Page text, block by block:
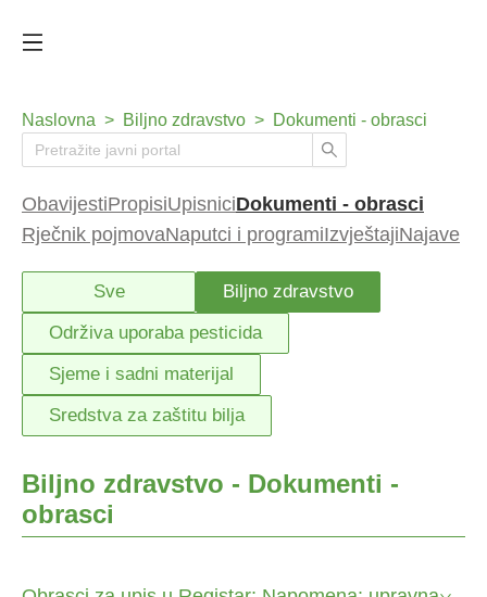
Naslovna > Biljno zdravstvo > Dokumenti - obrasci
ObavijestiPropisiUpisniciDokumenti - obrasci
Rječnik pojmovaNaputci i programiIzvještajiNajave
Sve
Biljno zdravstvo
Održiva uporaba pesticida
Sjeme i sadni materijal
Sredstva za zaštitu bilja
Biljno zdravstvo - Dokumenti -
obrasci